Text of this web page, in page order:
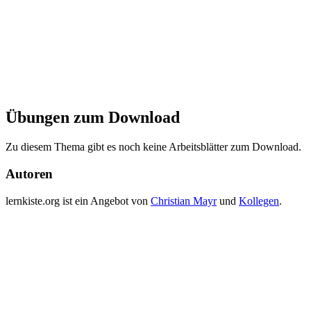
Übungen zum Download
Zu diesem Thema gibt es noch keine Arbeitsblätter zum Download.
Autoren
lernkiste.org ist ein Angebot von Christian Mayrund Kollegen.